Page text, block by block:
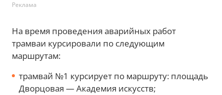
Реклама
На время проведения аварийных работ
трамваи курсировали по следующим
маршрутам:
трамвай №1 курсирует по маршруту: площадь
Дворцовая — Академия искусств;